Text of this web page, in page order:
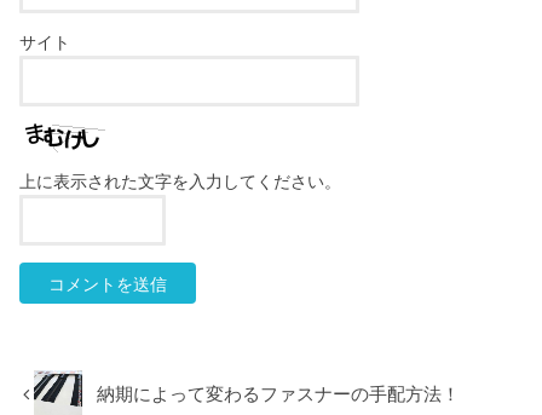
サイト
上に表示された文字を入力してください。
納期によって変わるファスナーの手配方法！